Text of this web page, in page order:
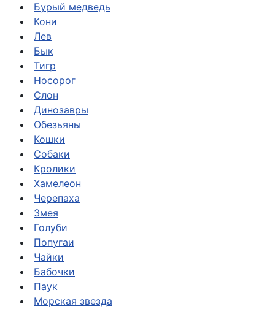
Бурый медведь
Кони
Лев
Бык
Тигр
Носорог
Слон
Динозавры
Обезьяны
Кошки
Собаки
Кролики
Хамелеон
Черепаха
Змея
Голуби
Попугаи
Чайки
Бабочки
Паук
Морская звезда